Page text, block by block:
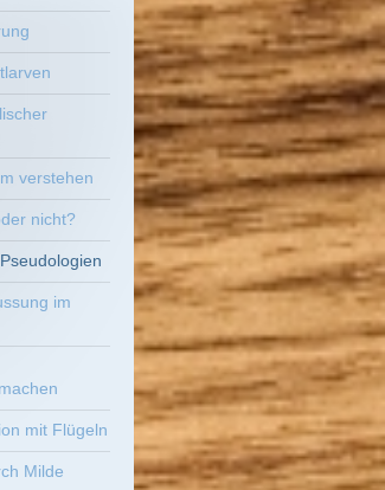
verstehen
nicht?
im
mit Flügeln
Milde